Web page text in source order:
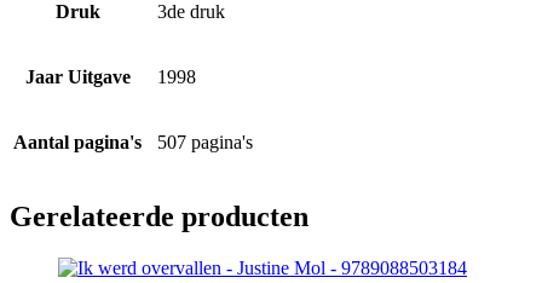
Druk 3de druk
Jaar Uitgave 1998
Aantal pagina's 507 pagina's
Gerelateerde producten